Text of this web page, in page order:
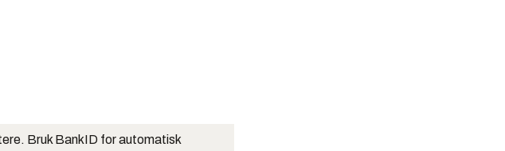
Bruk BankID for automatisk